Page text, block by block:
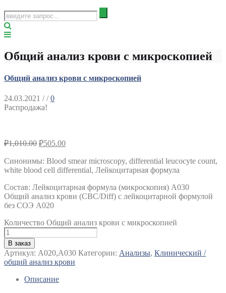
Общий анализ крови с микроскопией
Общий анализ крови с микроскопией
24.03.2021 / /0
Распродажа!
₽1,010.00 ₽505.00
Синонимы: Blood smear microscopy, differential leucocyte count,
white blood cell differential, Лейкоцитарная формула
Состав: Лейкоцитарная формула (микроскопия) А030
Общий анализ крови (CBC/Diff) с лейкоцитарной формулой
без СОЭ A020
Количество Общий анализ крови с микроскопией
В заказ
Артикул: А020,А030 Категории: Анализы, Клинический /
общий анализ крови
Описание